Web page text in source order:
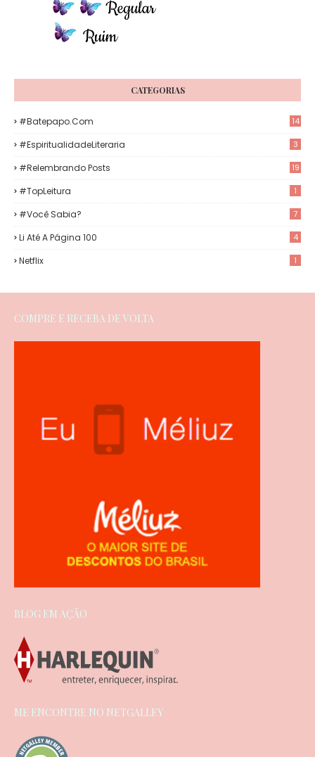
CATEGORIAS
#Batepapo.com 14
#EspiritualidadeLiteraria 3
#Relembrando Posts 19
#TopLeitura 1
#Você Sabia? 7
Li Até A Página 100 4
Netflix 1
COMPRE E RECEBA DE VOLTA
BLOG EM AÇÃO
ME ENCONTRE NO NETGALLEY